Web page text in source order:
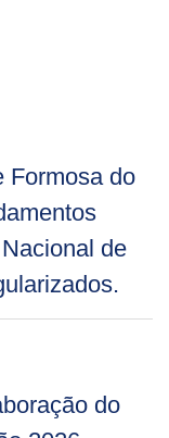
Formosa do
de
do